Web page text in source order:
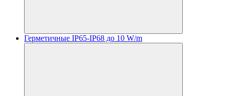
Герметичные IP65-IP68 до 10 W/m